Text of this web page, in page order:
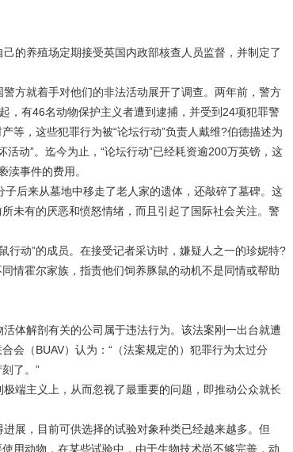
的养殖场定期接受英国内政部核查人员监督，并制定了
方就着手对他们的非法活动展开了调查。两年前，警方
，有46名动物保护主义者遭到逮捕，并受到24项犯罪警
等，这些犯罪行为被“论坛行动”负责人戴维?伯德描述为
动”。迄今为止，“论坛行动”已经耗资逾200万英镑，这
渎事件的费用。
后来从墓地中移走了老人家的遗体，还敲碎了墓碑。这
未有的厌恶和愤怒情绪，而且引起了国际社会关注。警
动”的成员。在接受记者采访时，嫌疑人之一的珍妮特?
情霍尔家族，指责他们饲养豚鼠的动机不是同情或帮助
体解剖有关的公司属于违法行为。该法案刚一出台就遭
会（BUAV）认为：“（法案规定的）犯罪行为太过分
了。”
端主义上，从而忽视了最重要的问题，即推动公众就长
展，目前可供选择的试验对象种类已经越来越多。但
用动物，在某些试验中，由于生物技术尚不够完善，动